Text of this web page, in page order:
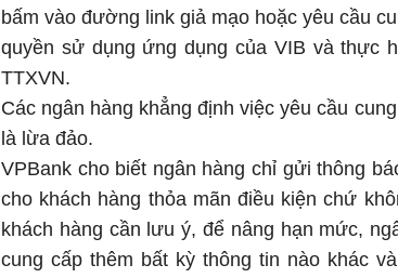
bấm vào đường link giả mạo hoặc yêu cầu
quyền sử dụng ứng dụng của VIB và thực
TTXVN.
Các ngân hàng khẳng định việc yêu cầu
là lừa đảo.
VPBank cho biết ngân hàng chỉ gửi thông
cho khách hàng thỏa mãn điều kiện chứ
khách hàng cần lưu ý, để nâng hạn mức,
cung cấp thêm bất kỳ thông tin nào khác